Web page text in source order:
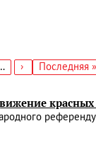
Следующая
›
Последняя
Последняя »
красных